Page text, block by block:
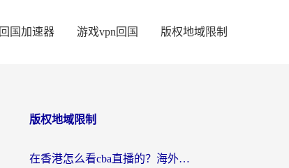
回国加速器 游戏vpn回国 版权地域限制
版权地域限制
在香港怎么看cba直播的？海外党体育观赛终极指南：告别版权限制，畅享中文解说